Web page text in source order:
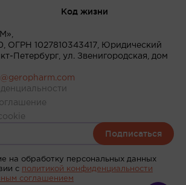
Код жизни
ОГРН 1027810343417, Юридический
Петербург, ул. Звенигородская, дом
Подписаться
на обработку персональных данных
c политикой конфиденциальности
соглашением